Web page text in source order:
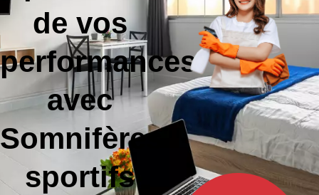
de vos
performances
avec
Somnifères
sportifs